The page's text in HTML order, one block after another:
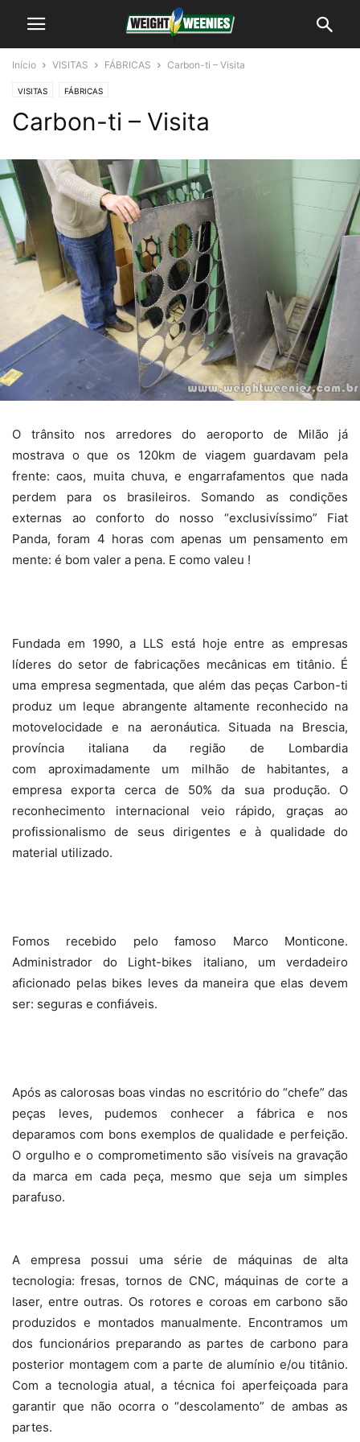
Início VISITAS FÁBRICAS Carbon-ti – Visita
VISITAS FÁBRICAS
Carbon-ti – Visita
O trânsito nos arredores do aeroporto de Milão já
mostrava o que os 120kmde viagem guardavam pela
frente: caos, muita chuva, e engarrafamentos que nada
perdem para os brasileiros. Somando as condições
externas ao conforto do nosso “exclusivíssimo” Fiat
Panda, foram 4 horas com apenas um pensamento em
mente: é bom valer a pena. E como valeu !
Fundada em 1990, a LLS está hoje entre as empresas
líderes do setor de fabricações mecânicas em titânio. É
uma empresa segmentada, que além das peças Carbon-ti
produz um leque abrangente altamente reconhecido na
motovelocidade e na aeronáutica. Situada na Brescia,
província italiana da região de Lombardia
com aproximadamente um milhão de habitantes, a
empresa exporta cerca de 50% da sua produção. O
reconhecimento internacional veio rápido, graças ao
profissionalismo de seus dirigentes e à qualidade do
material utilizado.
Fomos recebido pelo famoso Marco Monticone.
Administrador do Light-bikes italiano, um verdadeiro
aficionado pelas bikes leves da maneira que elas devem
ser: seguras e confiáveis.
Após as calorosas boas vindas no escritório do “chefe” das
peças leves, pudemos conhecer a fábrica e nos
deparamos com bons exemplos de qualidade e perfeição.
O orgulho e o comprometimento são visíveis na gravação
da marca em cada peça, mesmo que seja um simples
parafuso.
A empresa possui uma série de máquinas de alta
tecnologia: fresas, tornos de CNC, máquinas de corte a
laser, entre outras. Os rotores e coroas em carbono são
produzidos e montados manualmente. Encontramos um
dos funcionários preparando as partes de carbono para
posterior montagem com a parte de alumínio e/ou titânio.
Com a tecnologia atual, a técnica foi aperfeiçoada para
garantir que não ocorra o “descolamento” de ambas as
partes.